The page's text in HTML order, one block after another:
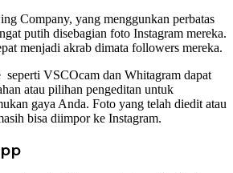
Company, yang menggunkan perbatas
putih disebagian foto Instagram mereka.
menjadi akrab dimata followers mereka.
VSCOcam dan Whitagram dapat
atau pilihan pengeditan untuk
gaya Anda. Foto yang telah diedit atau
bisa diimpor ke Instagram.